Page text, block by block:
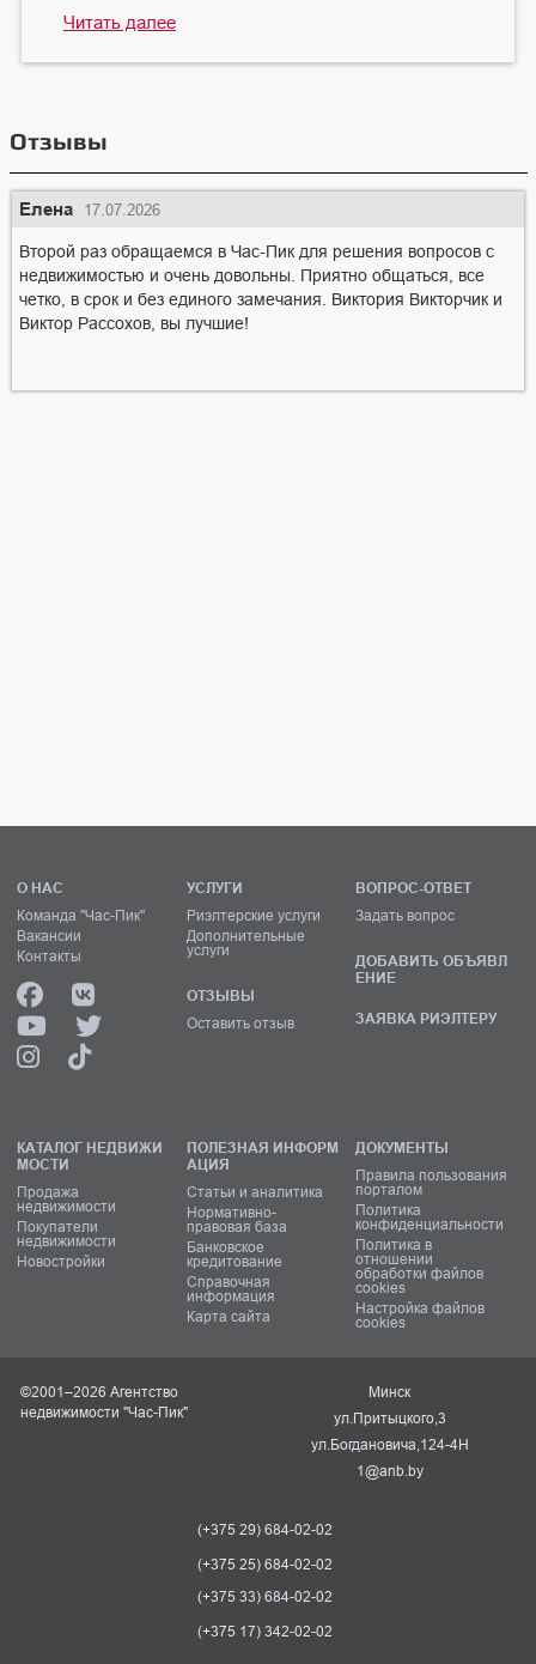
Читать далее
Отзывы
Елена 17.07.2026
Второй раз обращаемся в Час-Пик для решения вопросов с
недвижимостью и очень довольны. Приятно общаться, все
четко, в срок и без единого замечания. Виктория Викторчик и
Виктор Рассохов, вы лучшие!
О НАС
Команда "Час-Пик"
Вакансии
Контакты
УСЛУГИ
Риэлтерские услуги
Дополнительные
услуги
ОТЗЫВЫ
Оставить отзыв
ВОПРОС-ОТВЕТ
Задать вопрос
ДОБАВИТЬ ОБЪЯВЛ
ЕНИЕ
ЗАЯВКА РИЭЛТЕРУ
КАТАЛОГ НЕДВИЖИ
МОСТИ
Продажа
недвижимости
Покупатели
недвижимости
Новостройки
ПОЛЕЗНАЯ ИНФОРМ
АЦИЯ
Статьи и аналитика
Нормативно-
правовая база
Банковское
кредитование
Справочная
информация
Карта сайта
ДОКУМЕНТЫ
Правила пользования
порталом
Политика
конфиденциальности
Политика в
отношении
обработки файлов
cookies
Настройка файлов
cookies
©2001–2026 Агентство
недвижимости "Час-Пик"
Минск
ул.Притыцкого,3
ул.Богдановича,124-4Н
1@anb.by
(+375 29) 684-02-02
(+375 25) 684-02-02
(+375 33) 684-02-02
(+375 17) 342-02-02